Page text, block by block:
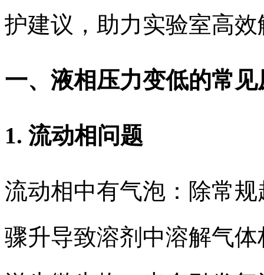
护建议，助力实验室高
一、液相压力变低的常
1. 流动相问题
流动相中有气泡：除常
骤升导致溶剂中溶解气